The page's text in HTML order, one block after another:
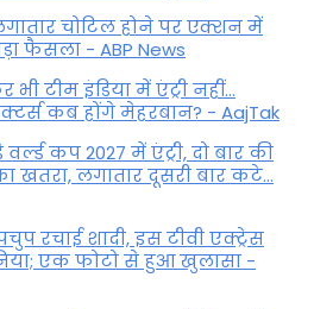
चोटिल होने पर एक्शन में
फैसला - ABP News
टीम इंडिया में एंट्री नहीं...
कब होंगे मेहरबान? - AajTak
कप 2027 में एंट्री, दो बार की
खतरा, लगातार दूसरी बार कटे...
रचाई शादी, इस टीवी एक्ट्रेस
एक फोटो से हुआ खुलासा -